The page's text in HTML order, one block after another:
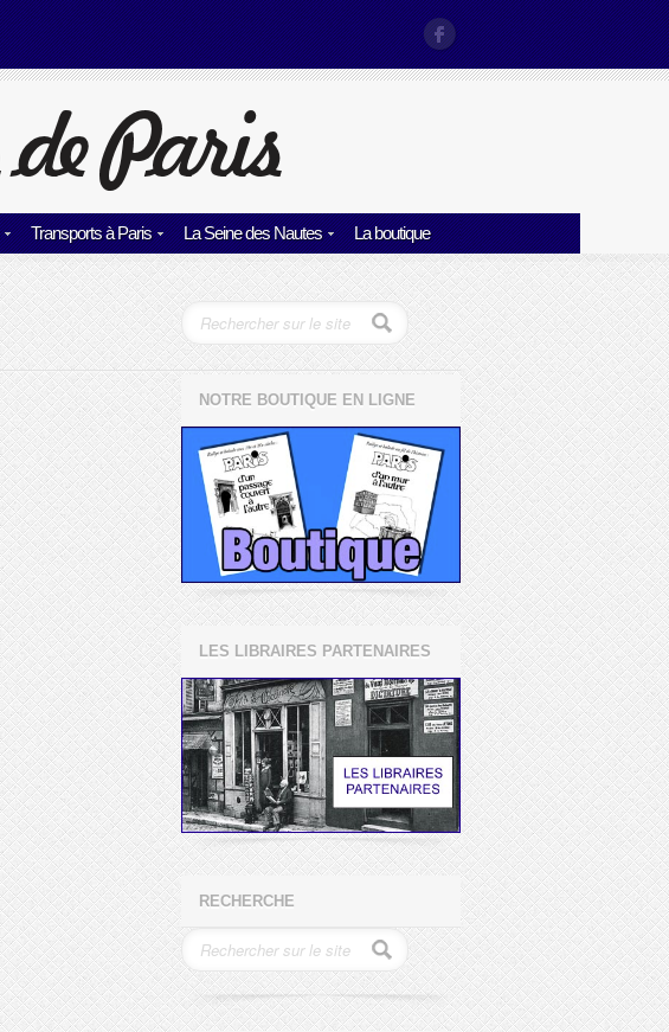
Transports à Paris La Seine des Nautes La boutique
NOTRE BOUTIQUE EN LIGNE
LES LIBRAIRES PARTENAIRES
RECHERCHE